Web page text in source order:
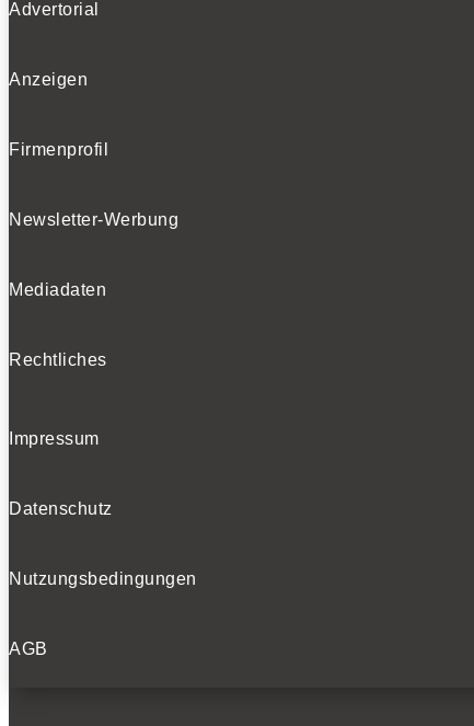
Advertorial
Anzeigen
Firmenprofil
Newsletter-Werbung
Mediadaten
Rechtliches
Impressum
Datenschutz
Nutzungsbedingungen
AGB